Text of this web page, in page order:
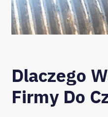
Dlaczego
Firmy Do